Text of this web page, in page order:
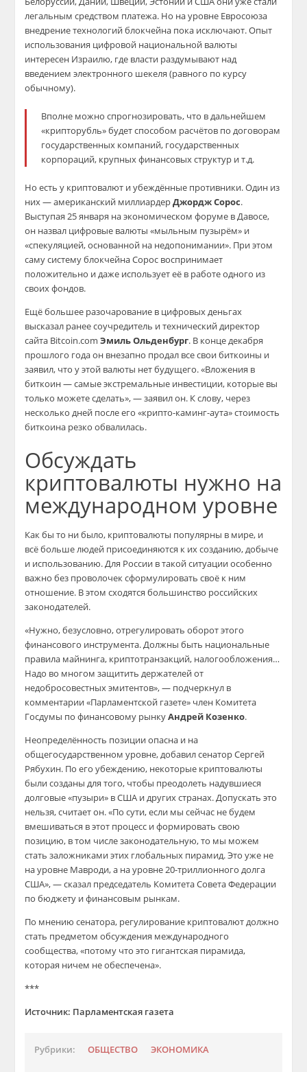
легальным средством платежа. Но на уровне Евросоюза
внедрение технологий блокчейна пока исключают. Опыт
использования цифровой национальной валюты
интересен Израилю, где власти раздумывают над
введением электронного шекеля (равного по курсу
обычному).
Вполне можно спрогнозировать, что в дальнейшем
«крипторубль» будет способом расчётов по договорам
государственных компаний, государственных
корпораций, крупных финансовых структур и т.д.
Но есть у криптовалют и убеждённые противники. Один из
них — американский миллиардерДжордж Сорос.
Выступая 25 января на экономическом форуме в Давосе,
он назвал цифровые валюты «мыльным пузырём» и
«спекуляцией, основанной на недопонимании». При этом
саму систему блокчейна Сорос воспринимает
положительно и даже использует её в работе одного из
своих фондов.
Ещё большее разочарование в цифровых деньгах
высказал ранее соучредитель и технический директор
сайта Bitcoin.comЭмиль Ольденбург. В конце декабря
прошлого года он внезапно продал все свои биткоины и
заявил, что у этой валюты нет будущего. «Вложения в
биткоин — самые экстремальные инвестиции, которые вы
только можете сделать», — заявил он. К слову, через
несколько дней после его «крипто-каминг-аута» стоимость
биткоина резко обвалилась.
Обсуждать
криптовалюты нужно на
международном уровне
Как бы то ни было, криптовалюты популярны в мире, и
всё больше людей присоединяются к их созданию, добыче
и использованию. Для России в такой ситуации особенно
важно без проволочек сформулировать своё к ним
отношение. В этом сходятся большинство российских
законодателей.
«Нужно, безусловно, отрегулировать оборот этого
финансового инструмента. Должны быть национальные
правила майнинга, криптотранзакций, налогообложения…
Надо во многом защитить держателей от
недобросовестных эмитентов», — подчеркнул в
комментарии «Парламентской газете» член Комитета
Госдумы по финансовому рынкуАндрей Козенко.
Неопределённость позиции опасна и на
общегосударственном уровне, добавил сенатор Сергей
Рябухин. По его убеждению, некоторые криптовалюты
были созданы для того, чтобы преодолеть надувшиеся
долговые «пузыри» в США и других странах. Допускать это
нельзя, считает он. «По сути, если мы сейчас не будем
вмешиваться в этот процесс и формировать свою
позицию, в том числе законодательную, то мы можем
стать заложниками этих глобальных пирамид. Это уже не
на уровне Мавроди, а на уровне 20-триллионного долга
США», — сказал председатель Комитета Совета Федерации
по бюджету и финансовым рынкам.
По мнению сенатора, регулирование криптовалют должно
стать предметом обсуждения международного
сообщества, «потому что это гигантская пирамида,
которая ничем не обеспечена».
***
Источник: Парламентская газета
Рубрики: ОБЩЕСТВО ЭКОНОМИКА